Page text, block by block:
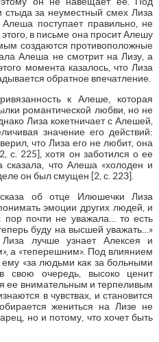
за неуместный смех Лиза
поступает правильно, не
в письме она просит Алешу
создаются противоположные
Алеша не смотрит на Лизу, а
момента казалось, что Лиза
обратное впечатление.
к Алеше, которая
романтической любви, но не
Лиза кокетничает с Алешей,
значение его действий:
что Лиза его не любит, она
с. 225], хотя он заботился о ее
сказала, что Алеша «холоден и
он был смущен [2, с. 223].
об отце Илюшечки Лиза
эмоции других людей, и
пор почти не уважала… то есть
буду на высшей уважать…»
лучше узнает Алексея и
а «теперешним». Под влиянием
ему «за людьми как за больными
свою очередь, высоко ценит
ее внимательным и терпеливым
в чувствах, и становится
жениться на Лизе не
но и потому, что хочет быть